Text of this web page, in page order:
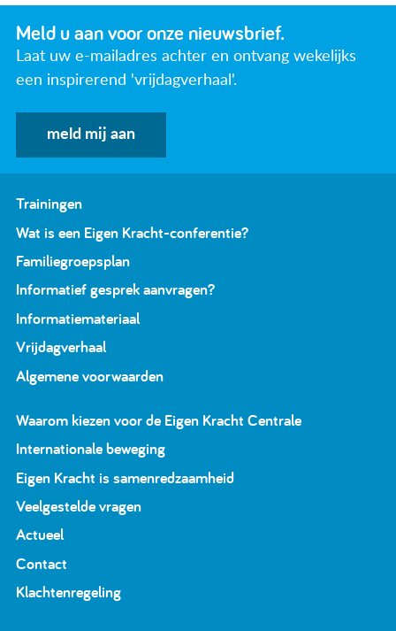
Meld u aan voor onze nieuwsbrief.
Laat uw e-mailadres achter en ontvang wekelijks
een inspirerend 'vrijdagverhaal'.
meld mij aan
Trainingen
Wat is een Eigen Kracht-conferentie?
Familiegroepsplan
Informatief gesprek aanvragen?
Informatiemateriaal
Vrijdagverhaal
Algemene voorwaarden
Waarom kiezen voor de Eigen Kracht Centrale
Internationale beweging
Eigen Kracht is samenredzaamheid
Veelgestelde vragen
Actueel
Contact
Klachtenregeling